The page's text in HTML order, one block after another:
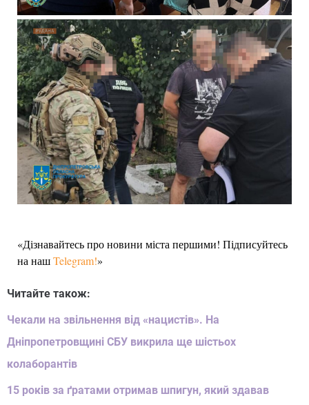
«Дізнавайтесь про новини міста першими! Підписуйтесь
на нашTelegram!»
Читайте також:
Чекали на звільнення від «нацистів». На
Дніпропетровщині СБУ викрила ще шістьох
колаборантів
15 років за ґратами отримав шпигун, який здавав